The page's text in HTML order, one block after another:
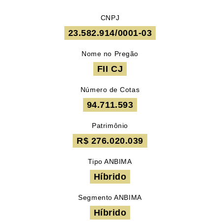
CNPJ
23.582.914/0001-03
Nome no Pregão
FII CJ
Número de Cotas
94.711.593
Patrimônio
R$ 276.020.039
Tipo ANBIMA
Híbrido
Segmento ANBIMA
Híbrido